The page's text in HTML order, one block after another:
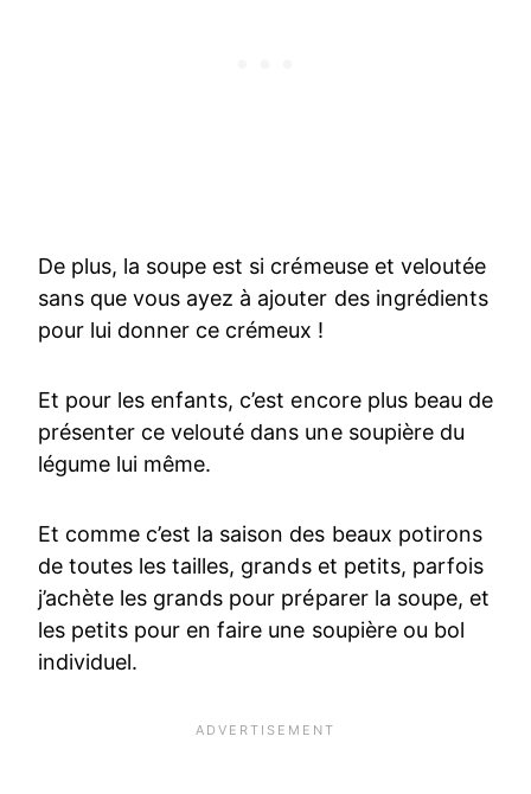
De plus, la soupe est si crémeuse et veloutée
sans que vous ayez à ajouter des ingrédients
pour lui donner ce crémeux !
Et pour les enfants, c’est encore plus beau de
présenter ce velouté dans une soupière du
légume lui même.
Et comme c’est la saison des beaux potirons
de toutes les tailles, grands et petits, parfois
j’achète les grands pour préparer la soupe, et
les petits pour en faire une soupière ou bol
individuel.